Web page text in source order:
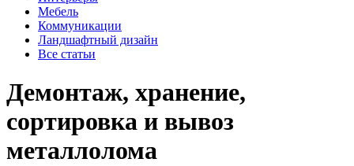
Мебель
Коммуникации
Ландшафтный дизайн
Все статьи
Демонтаж, хранение,
сортировка и вывоз
металлолома